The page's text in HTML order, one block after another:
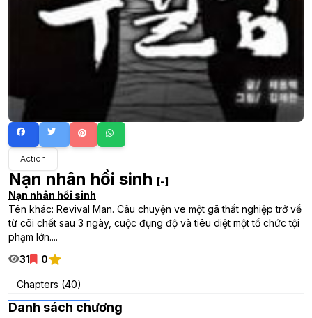
Action
Nạn nhân hồi sinh [-]
Nạn nhân hồi sinh
Tên khác: Revival Man. Câu chuyện ve một gã thất nghiệp trở về
từ cõi chết sau 3 ngày, cuộc đụng độ và tiêu diệt một tổ chức tội
phạm lớn....
31
0
Chapters (40)
Danh sách chương